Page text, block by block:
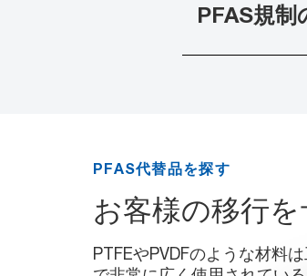
PFAS規制
PFAS代替品を探す
お客様の移行を
PTFEやPVDFのような材料